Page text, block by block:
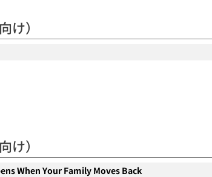
け）
け）
When Your Family Moves Back